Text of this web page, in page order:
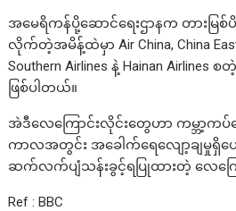
အမေရိကန်ပို့ဆောင်ရေးဌာနက တားမ
လိုက်တဲ့အမိန့်ထဲမှာ Air China, China
Southern Airlines နဲ့ Hainan
ဖြစ်ပါတယ်။
အဲဒီလေကြောင်းလိုင်းတွေဟာ ကမ္ဘာ့ကပ်ရေ
ကာလအတွင်း အခေါက်ရေလျော့ချမှုရှိပ
ဆက်လက်ပျံသန်းခွင့်ရပြုထားတဲ့ လေကြ
Ref : BBC